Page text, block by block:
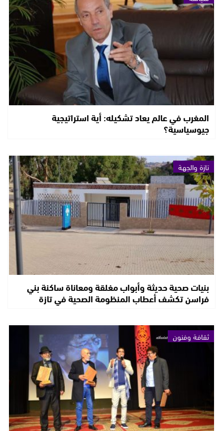
المغرب في عالم يعاد تشكيله: أية استراتيجية
جيوسياسية؟
تازة والجهة
بنيات صحية حديثة وأبواب مغلقة ومعاناة ساكنة بني
فراسن تكشف أعطاب المنظومة الصحية في تازة
ثقافة وفنون